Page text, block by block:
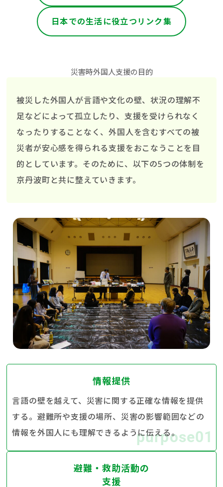
日本での生活に役立つリンク集
災害時外国人支援の目的
被災した外国人が言語や文化の壁、状況の理解不
足などによって孤立したり、支援を受けられなく
なったりすることなく、外国人を含むすべての被
災者が安心感を得られる支援をおこなうことを目
的としています。そのために、以下の5つの体制を
京丹波町と共に整えていきます。
purpose01
情報提供
言語の壁を越えて、災害に関する正確な情報を提供
する。避難所や支援の場所、災害の影響範囲などの
情報を外国人にも理解できるように伝える。
避難・救助活動の
支援